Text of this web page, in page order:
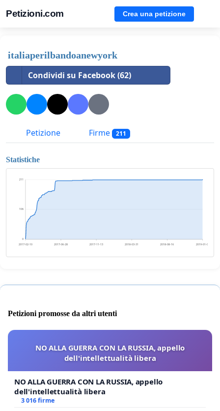
Petizioni.com Crea una petizione
italiaperilbandoanewyork
Condividi su Facebook (62)
Petizione Firme 211
Statistiche
0
106
211
2017-02-10 2017-06-28 2017-11-13 2018-03-31 2018-08-16 2019-01-01
Petizioni promosse da altri utenti
NO ALLA GUERRA CON LA RUSSIA, appello
dell'intellettualità libera
NO ALLA GUERRA CON LA RUSSIA, appello
dell'intellettualità libera
3 016 firme